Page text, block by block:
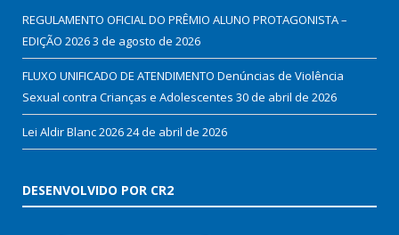
REGULAMENTO OFICIAL DO PRÊMIO ALUNO PROTAGONISTA –
EDIÇÃO 20263 de agosto de 2026
FLUXO UNIFICADO DE ATENDIMENTO Denúncias de Violência
Sexual contra Crianças e Adolescentes 30 de abril de 2026
Lei Aldir Blanc 202624 de abril de 2026
DESENVOLVIDO POR CR2